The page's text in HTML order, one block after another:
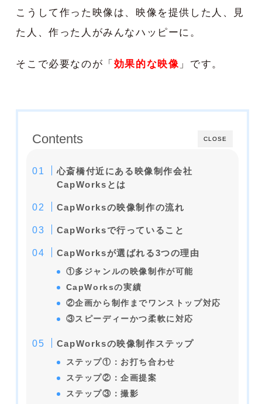
こうして作った映像は、映像を提供した人、見
た人、作った人がみんなハッピーに。
そこで必要なのが「 効果的な映像 」です。
CLOSE
Contents
心斎橋付近にある映像制作会社
CapWorksとは
CapWorksの映像制作の流れ
CapWorksで行っていること
CapWorksが選ばれる3つの理由
①多ジャンルの映像制作が可能
CapWorksの実績
②企画から制作までワンストップ対応
③スピーディーかつ柔軟に対応
CapWorksの映像制作ステップ
ステップ①：お打ち合わせ
ステップ②：企画提案
ステップ③：撮影